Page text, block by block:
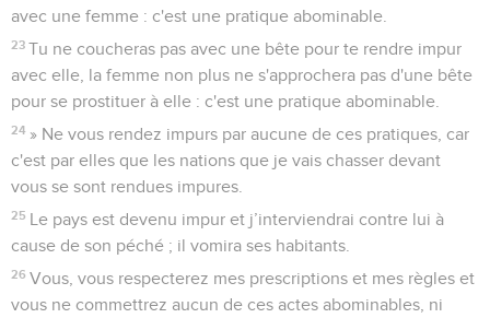
avec une femme : c'est une pratique abominable.
23 Tu ne coucheras pas avec une bête pour te rendre impur
avec elle, la femme non plus ne s'approchera pas d'une bête
pour se prostituer à elle : c'est une pratique abominable.
24 » Ne vous rendez impurs par aucune de ces pratiques, car
c'est par elles que les nations que je vais chasser devant
vous se sont rendues impures.
25 Le pays est devenu impur et j’interviendrai contre lui à
cause de son péché ; il vomira ses habitants.
26 Vous, vous respecterez mes prescriptions et mes règles et
vous ne commettrez aucun de ces actes abominables, ni